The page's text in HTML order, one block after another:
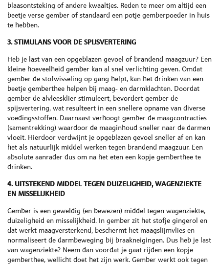
blaasontsteking of andere kwaaltjes. Reden te meer om altijd een
beetje verse gember of standaard een potje gemberpoeder in huis
te hebben.
3. STIMULANS VOOR DE SPIJSVERTERING
Heb je last van een opgeblazen gevoel of brandend maagzuur? Een
kleine hoeveelheid gember kan al snel verlichting geven. Omdat
gember de stofwisseling op gang helpt, kan het drinken van een
beetje gemberthee helpen bij maag- en darmklachten. Doordat
gember de alvleesklier stimuleert, bevordert gember de
spijsvertering, wat resulteert in een snellere opname van diverse
voedingsstoffen. Daarnaast verhoogt gember de maagcontracties
(samentrekking) waardoor de maaginhoud sneller naar de darmen
vloeit. Hierdoor verdwijnt je opgeblazen gevoel sneller af en kan
het als natuurlijk middel werken tegen brandend maagzuur. Een
absolute aanrader dus om na het eten een kopje gemberthee te
drinken.
4. UITSTEKEND MIDDEL TEGEN DUIZELIGHEID, WAGENZIEKTE
EN MISSELIJKHEID
Gember is een geweldig (en bewezen) middel tegen wagenziekte,
duizeligheid en misselijkheid. In gember zit het stofje gingerol en
dat werkt maagversterkend, beschermt het maagslijmvlies en
normaliseert de darmbeweging bij braakneigingen. Dus heb je last
van wagenziekte? Neem dan voordat je gaat rijden een kopje
gemberthee, wellicht doet het zijn werk. Gember werkt ook tegen